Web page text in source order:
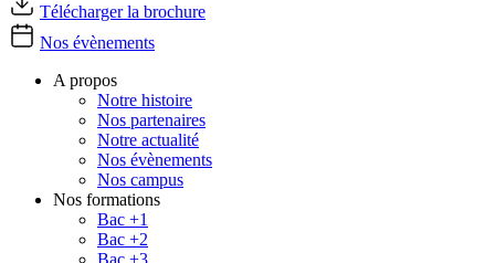
Télécharger la brochure
Nos évènements
A propos
Notre histoire
Nos partenaires
Notre actualité
Nos évènements
Nos campus
Nos formations
Bac +1
Bac +2
Bac +3